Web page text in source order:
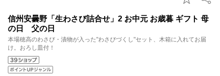
信州安曇野「生わさび詰合せ」2 お中元 お歳暮 ギフト 母
の日 父の日
本場穂高のわさび・漬物が入った"わさびづくし"セット、木箱に入れてお届
け。おろし皿付！